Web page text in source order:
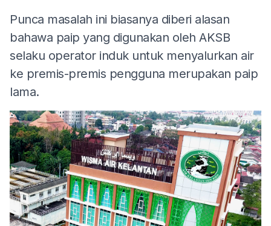
Punca masalah ini biasanya diberi alasan
bahawa paip yang digunakan oleh AKSB
selaku operator induk untuk menyalurkan air
ke premis-premis pengguna merupakan paip
lama.